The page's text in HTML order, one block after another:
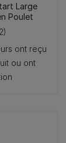
Large
Poulet
ont reçu
ou ont